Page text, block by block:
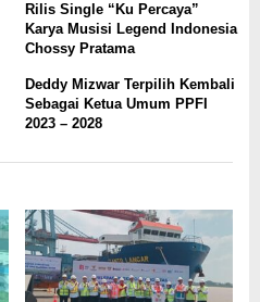
Rilis Single “Ku Percaya”
Karya Musisi Legend Indonesia
Chossy Pratama
Deddy Mizwar Terpilih Kembali
Sebagai Ketua Umum PPFI
2023 – 2028